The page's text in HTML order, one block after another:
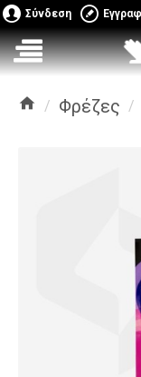
Σύνδεση
Φρέζες